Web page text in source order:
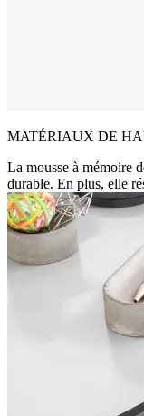
MATÉRIAUX DE
La mousse à mémoire
durable. En plus, elle